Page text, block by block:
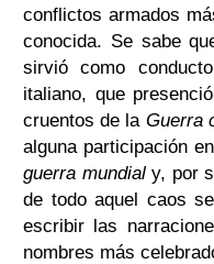
conflictos armados
conocida. Se sabe
sirvió como
italiano, que
cruentos de la Guerra
alguna participación
guerra mundialy, por
de todo aquel caos
escribir las
nombres más